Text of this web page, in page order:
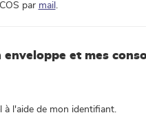
par mail .
et mes
à l'aide de mon identifiant.